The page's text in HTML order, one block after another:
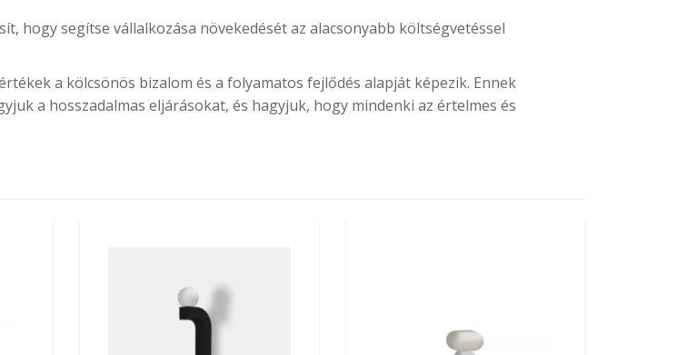
hogy segítse vállalkozása növekedését az alacsonyabb költségvetéssel
a kölcsönös bizalom és a folyamatos fejlődés alapját képezik. Ennek
a hosszadalmas eljárásokat, és hagyjuk, hogy mindenki az értelmes és